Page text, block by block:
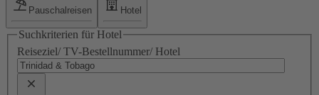
Pauschalreisen Hotel
Suchkriterien für Hotel
Reiseziel/ TV-Bestellnummer/ Hotel